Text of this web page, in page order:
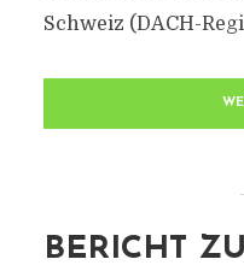
Schweiz (DACH-
BERICHT